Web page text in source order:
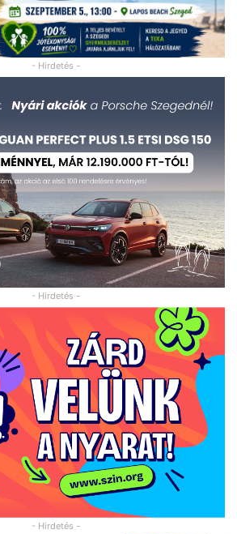
- Hirdetés -
- Hirdetés -
- Hirdetés -